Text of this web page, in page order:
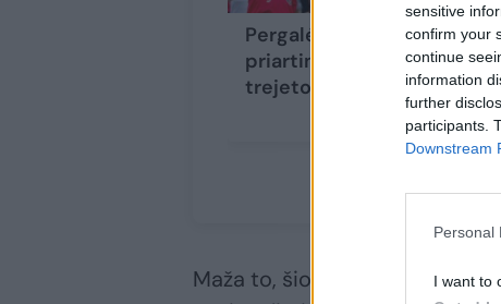
sensitive
confirm your
continue
information
further
participants.
Downstream
Personal
I want to
Pergalė „Sūduvą“ vėl
priartino prie pirmojo
trejeto
Maža to, šiose rungtynėse